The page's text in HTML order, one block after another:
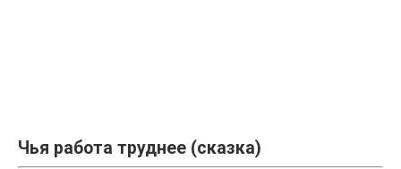
Чья работа труднее (сказка)